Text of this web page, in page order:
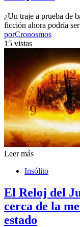
¿Un traje a prueba de
ficción ahora podría
porCronosmos
15 vistas
Leer más
Insólito
El Reloj del
cerca de la
estado